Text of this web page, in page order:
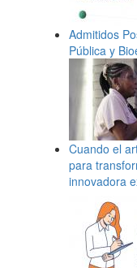
Admitidos
Pública y
Cuando el
para
innovadora